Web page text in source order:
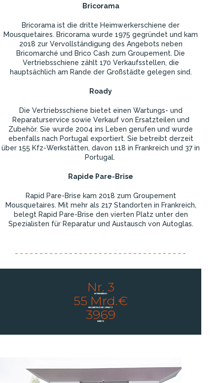
Bricorama
Bricorama ist die dritte Heimwerkerschiene der
Mousquetaires. Bricorama wurde 1975 gegründet und kam
2018 zur Vervollständigung des Angebots neben
Bricomarché und Brico Cash zum Groupement. Die
Vertriebsschiene zählt 170 Verkaufsstellen, die
hauptsächlich am Rande der Großstädte gelegen sind.
Roady
Die Vertriebsschiene bietet einen Wartungs- und
Reparaturservice sowie Verkauf von Ersatzteilen und
Zubehör. Sie wurde 2004 ins Leben gerufen und wurde
ebenfalls nach Portugal exportiert. Sie betreibt derzeit
über 155 Kfz-Werkstätten, davon 118 in Frankreich und 37 in
Portugal.
Rapide Pare-Brise
Rapid Pare-Brise kam 2018 zum Groupement
Mousquetaires. Mit mehr als 217 Standorten in Frankreich,
belegt Rapid Pare-Brise den vierten Platz unter den
Spezialisten für Reparatur und Austausch von Autoglas.
Nr. 3
IN FRANKREICH
55 Mrd.€
MILLIARDEN EURO UMSATZ
3969
MÄRKTE